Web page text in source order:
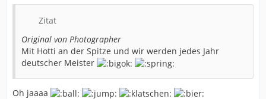
Zitat
Original von Photographer
Mit Hotti an der Spitze und wir werden jedes Jahr
deutscher Meister
Oh jaaaa